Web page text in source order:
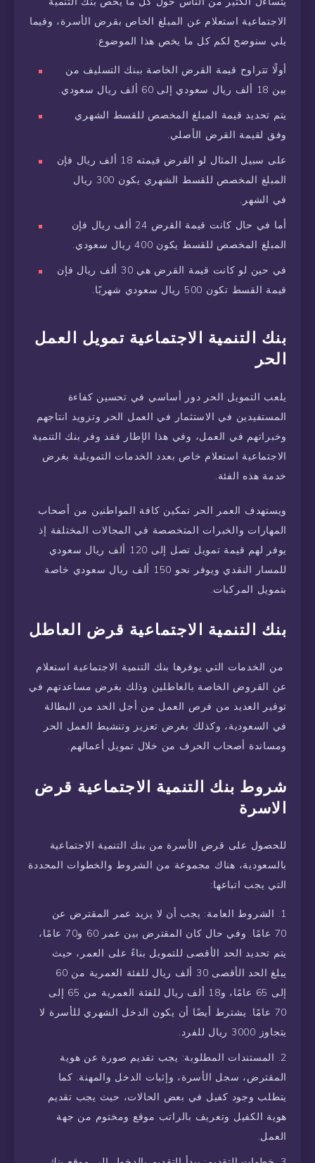
الاجتماعية استعلام عن المبلغ الخاص بقرض الأسرة، وفيما
يلي سنوضح لكم كل ما يخص هذا الموضوع:
أولًا تتراوح قيمة القرض الخاصة ببنك التسليف من
بين 18 ألف ريال سعودي إلى 60 ألف ريال سعودي.
يتم تحديد قيمة المبلغ المخصص للقسط الشهري
وفق لقيمة القرض الأصلي.
على سبيل المثال لو القرض قيمته 18 ألف ريال فإن
المبلغ المخصص للقسط الشهري يكون 300 ريال
في الشهر.
أما في حال كانت قيمة القرض 24 ألف ريال فإن
المبلغ المخصص للقسط يكون 400 ريال سعودي.
في حين لو كانت قيمة القرض هي 30 ألف ريال فإن
قيمة القسط تكون 500 ريال سعودي شهريًا.
بنك التنمية الاجتماعية تمويل العمل
الحر
يلعب التمويل الحر دور أساسي في تحسين كفاءة
المستفيدين في الاستثمار في العمل الحر وتزويد انتاجهم
وخبراتهم في العمل، وفي هذا الإطار فقد وفر بنك التنمية
الاجتماعية استعلام خاص بعدد الخدمات التمويلية بغرض
خدمة هذه الفئة.
ويستهدف العمر الحر تمكين كافة المواطنين من أصحاب
المهارات والخبرات المتخصصة في المجالات المختلفة إذ
يوفر لهم قيمة تمويل تصل إلى 120 ألف ريال سعودي
للمسار النقدي ويوفر نحو 150 ألف ريال سعودي خاصة
بتمويل المركبات.
بنك التنمية الاجتماعية قرض العاطل
من الخدمات التي يوفرها بنك التنمية الاجتماعية استعلام
عن القروض الخاصة بالعاطلين وذلك بغرض مساعدتهم في
توفير العديد من فرص العمل من أجل الحد من البطالة
في السعودية، وكذلك بغرض تعزيز وتنشيط العمل الحر
ومساندة أصحاب الحرف من خلال تمويل أعمالهم.
شروط بنك التنمية الاجتماعية قرض
الاسرة
للحصول على قرض الأسرة من بنك التنمية الاجتماعية
بالسعودية، هناك مجموعة من الشروط والخطوات المحددة
التي يجب اتباعها:
الشروط العامة: يجب أن لا يزيد عمر المقترض عن
70 عامًا. وفي حال كان المقترض بين عمر 60 و70 عامًا،
يتم تحديد الحد الأقصى للتمويل بناءً على العمر، حيث
يبلغ الحد الأقصى 30 ألف ريال للفئة العمرية من 60
إلى 65 عامًا، و18 ألف ريال للفئة العمرية من 65 إلى
70 عامًا. يشترط أيضًا أن يكون الدخل الشهري للأسرة لا
يتجاوز 3000 ريال للفرد.
المستندات المطلوبة: يجب تقديم صورة عن هوية
المقترض، سجل الأسرة، وإثبات الدخل والمهنة. كما
يتطلب وجود كفيل في بعض الحالات، حيث يجب تقديم
هوية الكفيل وتعريف بالراتب موقع ومختوم من جهة
العمل.